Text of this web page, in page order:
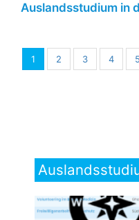
Auslandsstudium in
1 2 3 4 5